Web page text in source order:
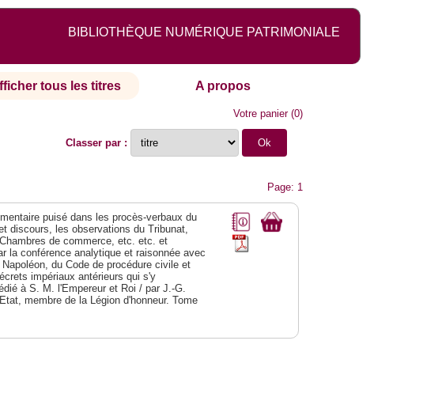
BIBLIOTHÈQUE NUMÉRIQUE PATRIMONIALE
tous les titres A propos
Votre panier(0)
Classer par :
Page: 1
puisé dans les procès-verbaux du
discours, les observations du Tribunat,
de commerce, etc. etc. et
la conférence analytique et raisonnée avec
du Code de procédure civile et
impériaux antérieurs qui s'y
à S. M. l'Empereur et Roi / par J.-G.
membre de la Légion d'honneur. Tome